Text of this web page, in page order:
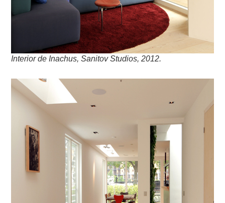
Interior de Inachus, Sanitov Studios, 2012.